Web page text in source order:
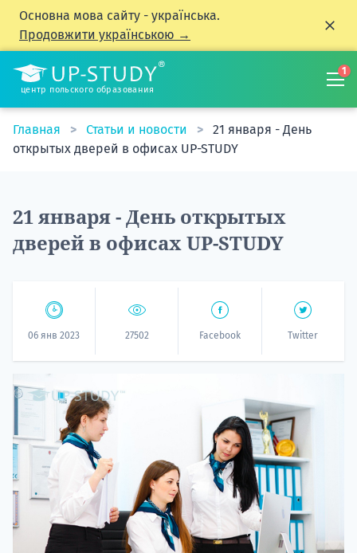
Основна мова сайту - українська.
Продовжити українською →
центр польского образования
1
Главная Статьи и новости
21 января - День
открытых дверей в офисах UP-STUDY
21 января - День открытых
дверей в офисах UP-STUDY
06 янв 2023 27502 Facebook Twitter
НАБОР